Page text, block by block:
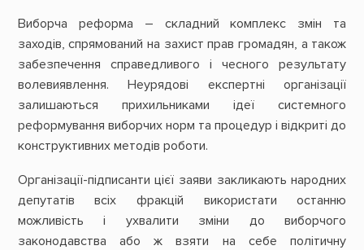
Виборча реформа – складний комплекс змін та
заходів, спрямований на захист прав громадян, а також
забезпечення справедливого і чесного результату
волевиявлення. Неурядові експертні організації
залишаються прихильниками ідеї системного
реформування виборчих норм та процедур і відкриті до
конструктивних методів роботи.
Організації-підписанти цієї заяви закликають народних
депутатів всіх фракцій використати останню
можливість і ухвалити зміни до виборчого
законодавства або ж взяти на себе політичну